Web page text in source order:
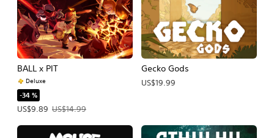
BALL x PIT
Deluxe
-34 %
US$9.89
Precio de la oferta: US$9.89. Precio original: US$14.99.
US$14.99
Gecko Gods
US$19.99